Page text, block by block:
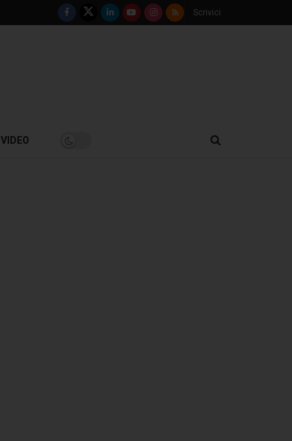
Scrivici
VIDEO